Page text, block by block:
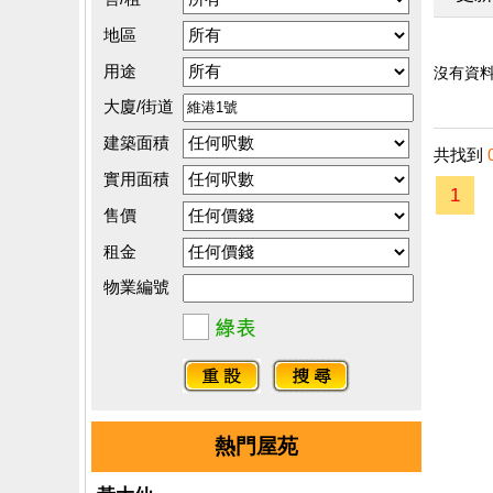
地區
用途
大廈/街道
建築面積
實用面積
售價
租金
物業編號
熱門屋苑
沒有資料
共找到
1